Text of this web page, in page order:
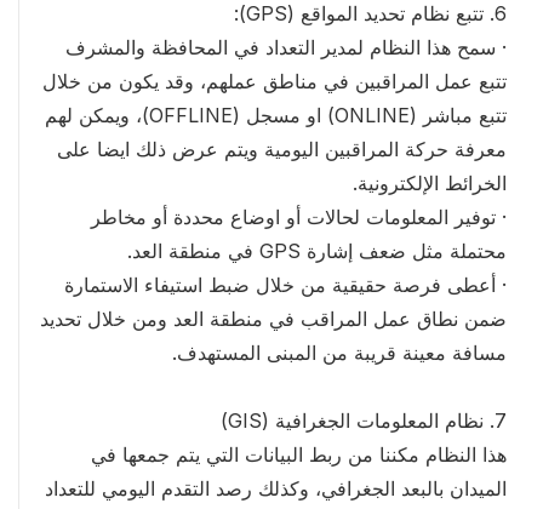
6. تتبع نظام تحديد المواقع (GPS):
· سمح هذا النظام لمدير التعداد في المحافظة والمشرف
تتبع عمل المراقبين في مناطق عملهم، وقد يكون من خلال
تتبع مباشر (ONLINE) او مسجل (OFFLINE)، ويمكن لهم
معرفة حركة المراقبين اليومية ويتم عرض ذلك ايضا على
الخرائط الإلكترونية.
· توفير المعلومات لحالات أو اوضاع محددة أو مخاطر
محتملة مثل ضعف إشارة GPS في منطقة العد.
· أعطى فرصة حقيقية من خلال ضبط استيفاء الاستمارة
ضمن نطاق عمل المراقب في منطقة العد ومن خلال تحديد
مسافة معينة قريبة من المبنى المستهدف.
7. نظام المعلومات الجغرافية (GIS)
هذا النظام مكننا من ربط البيانات التي يتم جمعها في
الميدان بالبعد الجغرافي، وكذلك رصد التقدم اليومي للتعداد